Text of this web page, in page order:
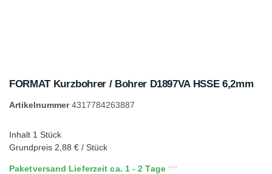
FORMAT Kurzbohrer / Bohrer D1897VA HSSE 6,2mm
Artikelnummer4317784263887
Inhalt 1 Stück
Grundpreis 2,88 € / Stück
Paketversand Lieferzeit ca. 1 - 2 Tage